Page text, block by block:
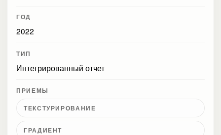
ГОД
2022
ТИП
Интегрированный отчет
ПРИЕМЫ
ТЕКСТУРИРОВАНИЕ
ГРАДИЕНТ